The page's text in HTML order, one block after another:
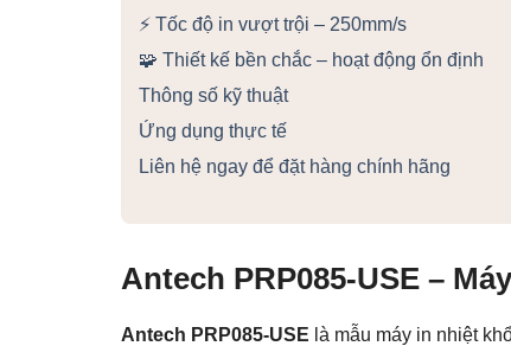
⚡ Tốc độ in vượt trội – 250mm/s
🧩 Thiết kế bền chắc – hoạt động ổn định
Thông số kỹ thuật
Ứng dụng thực tế
Liên hệ ngay để đặt hàng chính hãng
Antech PRP085-USE –
Antech PRP085-USE là mẫu máy in nhiệt